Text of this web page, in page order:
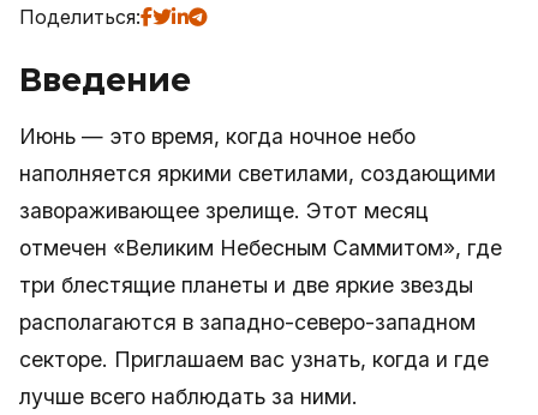
Поделиться:
Введение
Июнь — это время, когда ночное небо
наполняется яркими светилами, создающими
завораживающее зрелище. Этот месяц
отмечен «Великим Небесным Саммитом», где
три блестящие планеты и две яркие звезды
располагаются в западно-северо-западном
секторе. Приглашаем вас узнать, когда и где
лучше всего наблюдать за ними.